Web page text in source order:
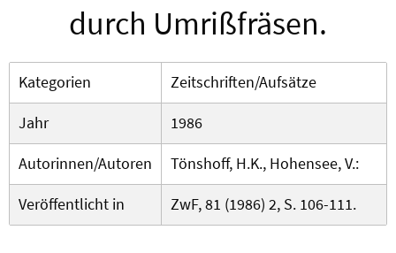
durch Umrißfräsen.
Kategorien
Zeitschriften/Aufsätze
Jahr
1986
Autorinnen/Autoren
Tönshoff, H.K., Hohensee, V.:
Veröffentlicht in
ZwF, 81 (1986) 2, S. 106-111.